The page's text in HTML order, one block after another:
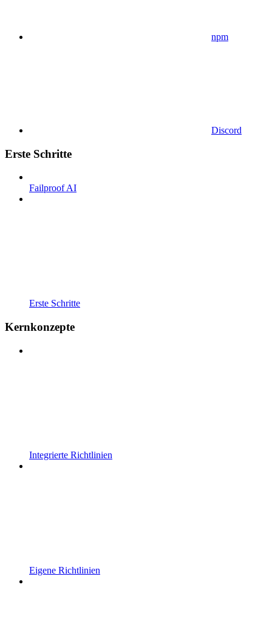
npm
Discord
Erste Schritte
Failproof AI
Erste Schritte
Kernkonzepte
Integrierte Richtlinien
Eigene Richtlinien